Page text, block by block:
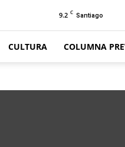
9.2 C Santiago
CULTURA COLUMNA